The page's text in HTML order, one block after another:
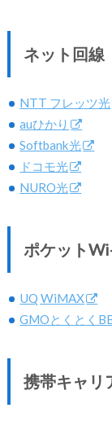
ネット回線
NTT フレッツ光
auひかり
Softbank光
ドコモ光
NURO光
ポケット
UQ WiMAX
GMOとくとく
携帯キャリ